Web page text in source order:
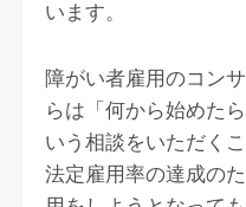
います。
障がい者雇用のコン
らは「何から始めた
いう相談をいただく
法定雇用率の達成の